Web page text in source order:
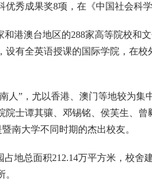
秀成果奖8项，在《中国社会科学
港澳台地区的288家高等院校和
有全英语授课的国际学院，在校
”，尤以香港、澳门等地较为
士谭其骧、邓锡铭、侯芙生、
南大学不同时期的杰出校友。
地总面积212.14万平方米，校舍